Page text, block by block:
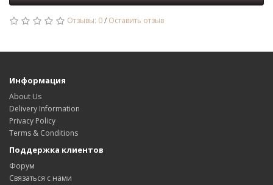
Отзывы: 0/ Оставить отзыв
Информация
About Us
Delivery Information
Privacy Policy
Terms & Conditions
Поддержка клиентов
Форум
Связаться с нами